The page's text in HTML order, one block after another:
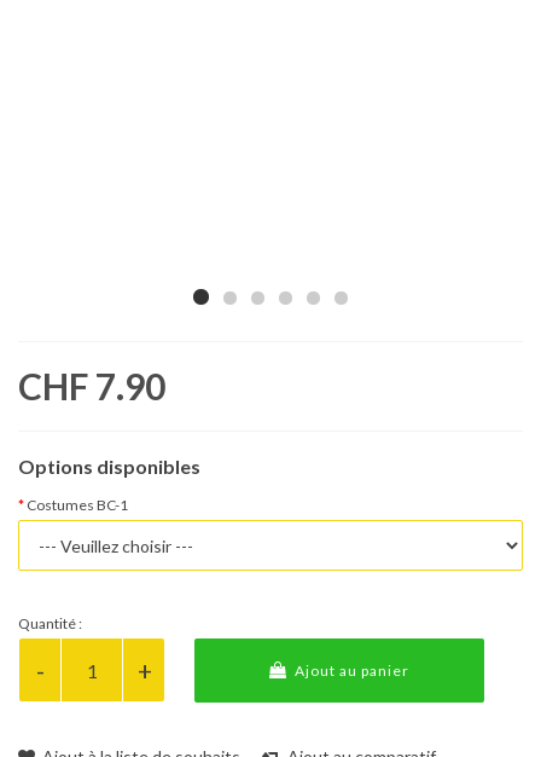
CHF 7.90
Options disponibles
Costumes BC-1
Quantité :
Ajout au panier